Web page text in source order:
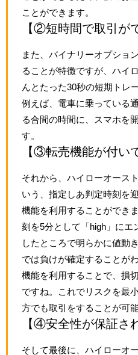
ことができます。
【②短時間で取引が
また、バイナリーオプショ
ることが特徴ですが、ハイ
んとたった30秒の短期トレ
例えば、電車に乗っている
る合間の時間に、スマホを
す。
【③転売機能が付い
それから、ハイローオース
いう、指定しあ判定時刻を
機能を利用することができ
刻を5分として「high」にエ
したところで明らかに値動
では負けが確定することが
機能を利用することで、損
ですね。これでリスクを最
方でも取引をすることが可
【④安全性が保証さ
そして最後に、ハイローオ